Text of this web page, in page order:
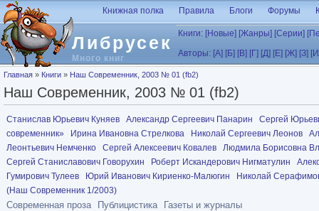
Перейти к основному содержанию
Либрусек
Много книг
Книжная полка Правила Блоги Форумы
Книги: [Новые] [Жанры] [Серии]
Авторы: [А] [Б] [В] [Г] [Д] [Е] [Ж] [З]
Вы здесь
Главная » Книги » Наш Современник, 2003 № 01 (fb2)
Наш Современник, 2003 № 01 (fb2)
Станислав Юрьевич Куняев Александр Сергеевич Панарин
Сергей
современник»
Ирина Ивановна Стрелкова Николай Сергеевич Леонов
Леонтьевич Немченко
Сергей Алексеевич Ковалев
Людмила Борисовна
Сергей Станиславович Говорухин
Роберт Искандерович Нигматулин
Гумирович Тулеев
Юрий Иванович Кириенко-Малюгин
Николай
(Наш Современник 1/2003)
Современная проза Публицистика Газеты и журналы